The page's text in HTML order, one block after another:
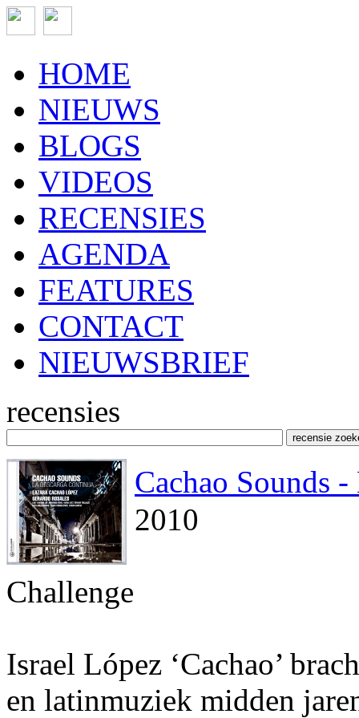
HOME
NIEUWS
BLOGS
VIDEOS
RECENSIES
AGENDA
FEATURES
CONTACT
NIEUWSBRIEF
recensies
Cachao Sounds
2010
Challenge
Israel López ‘Cachao’
en latinmuziek midden